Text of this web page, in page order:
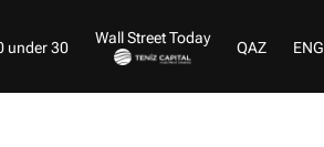
under 30
Wall Street Today
QAZ ENG